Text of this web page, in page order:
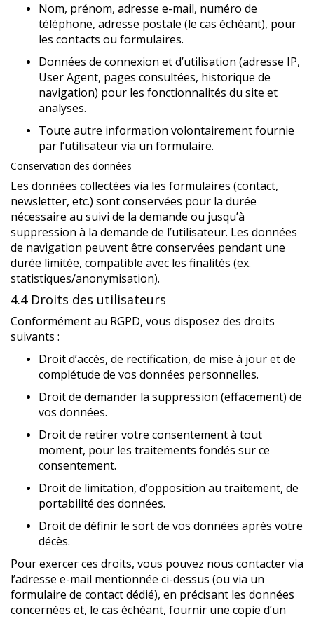
Nom, prénom, adresse e-mail, numéro de
téléphone, adresse postale (le cas échéant), pour
les contacts ou formulaires.
Données de connexion et d’utilisation (adresse IP,
User Agent, pages consultées, historique de
navigation) pour les fonctionnalités du site et
analyses.
Toute autre information volontairement fournie
par l’utilisateur via un formulaire.
Conservation des données
Les données collectées via les formulaires (contact,
newsletter, etc.) sont conservées pour la durée
nécessaire au suivi de la demande ou jusqu’à
suppression à la demande de l’utilisateur. Les données
de navigation peuvent être conservées pendant une
durée limitée, compatible avec les finalités (ex.
statistiques/anonymisation).
4.4 Droits des utilisateurs
Conformément au RGPD, vous disposez des droits
suivants :
Droit d’accès, de rectification, de mise à jour et de
complétude de vos données personnelles.
Droit de demander la suppression (effacement) de
vos données.
Droit de retirer votre consentement à tout
moment, pour les traitements fondés sur ce
consentement.
Droit de limitation, d’opposition au traitement, de
portabilité des données.
Droit de définir le sort de vos données après votre
décès.
Pour exercer ces droits, vous pouvez nous contacter via
l’adresse e-mail mentionnée ci-dessus (ou via un
formulaire de contact dédié), en précisant les données
concernées et, le cas échéant, fournir une copie d’un